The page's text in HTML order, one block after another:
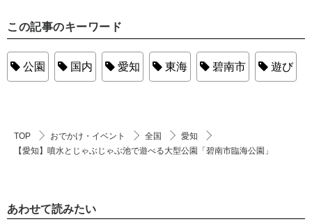
この記事のキーワード
公園 国内 愛知 東海 碧南市 遊び
TOP おでかけ・イベント 全国
愛知
【愛知】噴水とじゃぶじゃぶ池で遊べる大型公園「碧南市臨海公園」
あわせて読みたい